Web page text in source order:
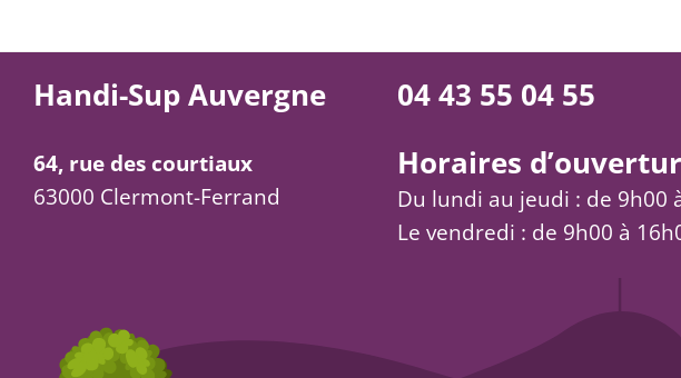
Handi-Sup Auvergne
64, rue des courtiaux
63000 Clermont-Ferrand
04 43 55 04 55
Horaires
Du lundi au jeudi : de 9h00
Le vendredi : de 9h00 à